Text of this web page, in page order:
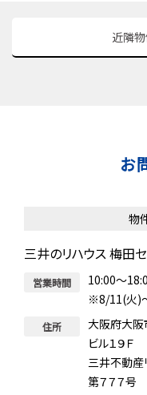
近隣
お
物
三井のリハウス 梅田
営業時間
10:00～
※8/11(火)
住所
大阪府大
ビル１９Ｆ
三井不動産
第７７７号